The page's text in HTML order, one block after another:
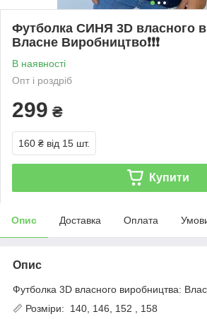
Футболка СИНЯ 3D власного
Власне Виробництво❗️❗️❗️
В наявності
Опт і роздріб
299 ₴
160 ₴ від 15 шт.
Купити
Опис Доставка Оплата
Опис
Футболка 3D власного виробництва:
📏 Розміри: 140, 146, 152 , 158